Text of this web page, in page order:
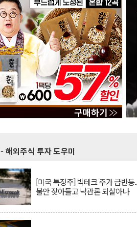
- 해외주식 투자 도우미
[미국 특징주] 빅테크 주가 급반등
불안 잦아들고 낙관론 되살아나